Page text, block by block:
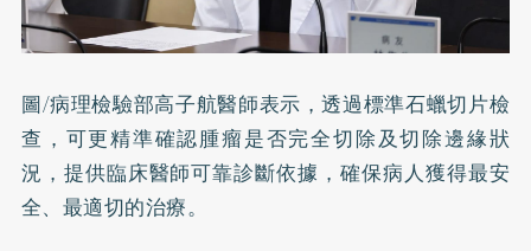
圖/病理檢驗部高子航醫師表示，透過標準石蠟切片檢
查，可更精準確認腫瘤是否完全切除及切除邊緣狀
況，提供臨床醫師可靠診斷依據，確保病人獲得最安
全、最適切的治療。